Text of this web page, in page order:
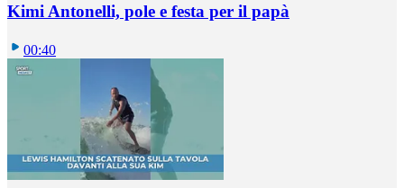
Kimi Antonelli, pole e festa per il papà
00:40